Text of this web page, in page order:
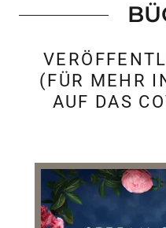
(FÜR MEHR
AUF DAS